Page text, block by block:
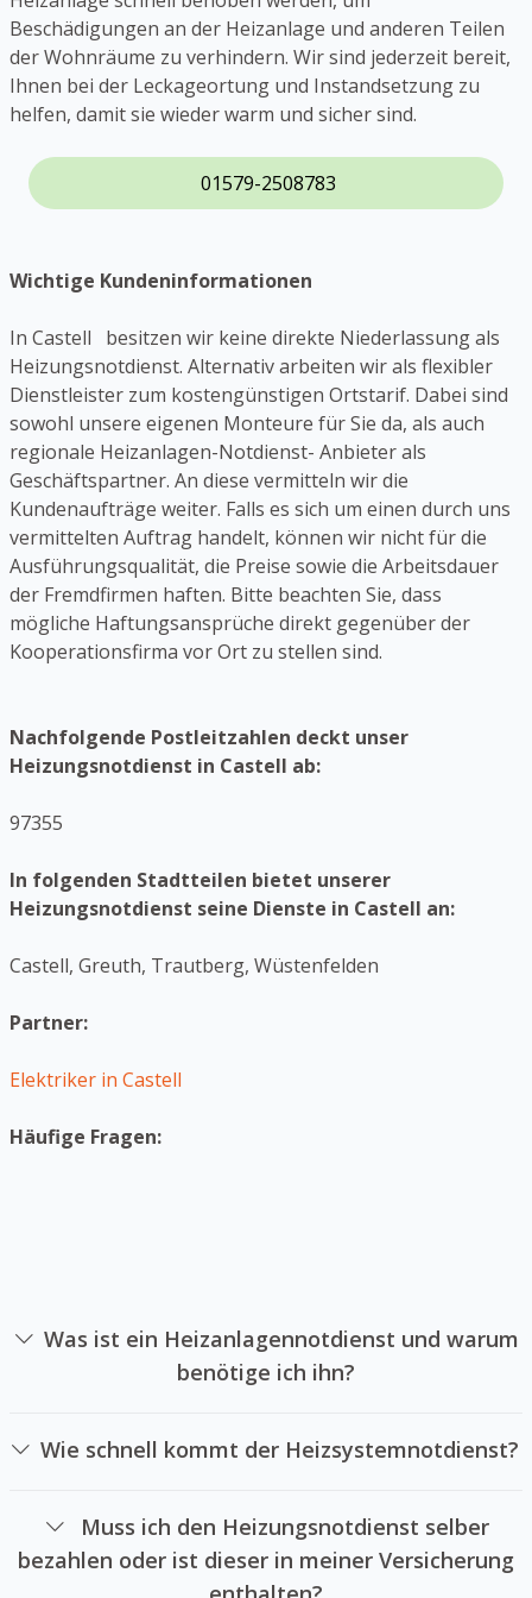
Beschädigungen an der Heizanlage und anderen Teilen
der Wohnräume zu verhindern. Wir sind jederzeit bereit,
Ihnen bei der Leckageortung und Instandsetzung zu
helfen, damit sie wieder warm und sicher sind.
01579-2508783
Wichtige Kundeninformationen
In Castell besitzen wir keine direkte Niederlassung als
Heizungsnotdienst. Alternativ arbeiten wir als flexibler
Dienstleister zum kostengünstigen Ortstarif. Dabei sind
sowohl unsere eigenen Monteure für Sie da, als auch
regionale Heizanlagen-Notdienst- Anbieter als
Geschäftspartner. An diese vermitteln wir die
Kundenaufträge weiter. Falls es sich um einen durch uns
vermittelten Auftrag handelt, können wir nicht für die
Ausführungsqualität, die Preise sowie die Arbeitsdauer
der Fremdfirmen haften. Bitte beachten Sie, dass
mögliche Haftungsansprüche direkt gegenüber der
Kooperationsfirma vor Ort zu stellen sind.
Nachfolgende Postleitzahlen deckt unser
Heizungsnotdienst in Castell ab:
97355
In folgenden Stadtteilen bietet unserer
Heizungsnotdienst seine Dienste in Castell an:
Castell, Greuth, Trautberg, Wüstenfelden
Partner:
Elektriker in Castell
Häufige Fragen:
Was ist ein Heizanlagennotdienst und warum
benötige ich ihn?
Reparatur von Heizsystemen im Notfall spezialisiert hat.
Sie können einen Heizsystemnotdienst beauftragen,
Wärme mehr haben oder wenn der Heizkreislauf
brühend heiß ist.
Wie schnell kommt der Heizsystemnotdienst?
zurückzulegenden Wegstrecke ab. Wir versuchen immer
ohne Zeitverzögerung bei Ihnen zu sein. In der Regel
liegt der Zeitraum zwischen 30 und 60 Minuten.
Muss ich den Heizungsnotdienst selber
bezahlen oder ist dieser in meiner Versicherung